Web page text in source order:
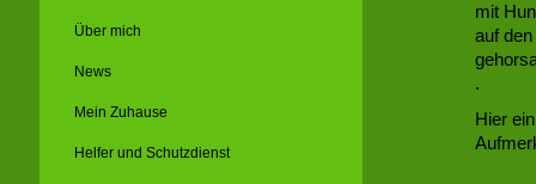
mit
auf
.
Hier
Über mich
News
Mein Zuhause
Helfer und Schutzdienst